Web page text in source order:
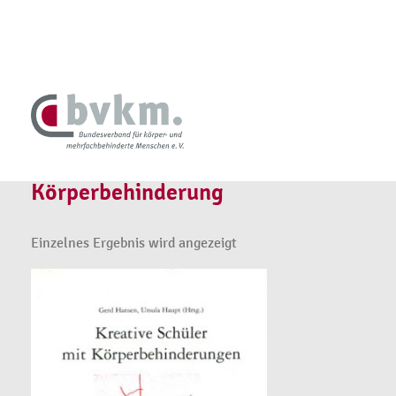
Körperbehinderung
Einzelnes Ergebnis wird angezeigt